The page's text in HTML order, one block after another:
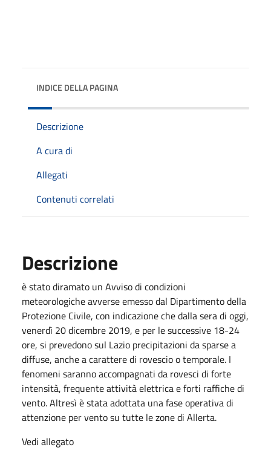
INDICE DELLA PAGINA
Descrizione
A cura di
Allegati
Contenuti correlati
Descrizione
è stato diramato un Avviso di condizioni
meteorologiche avverse emesso dal Dipartimento della
Protezione Civile, con indicazione che dalla sera di oggi,
venerdì 20 dicembre 2019, e per le successive 18-24
ore, si prevedono sul Lazio precipitazioni da sparse a
diffuse, anche a carattere di rovescio o temporale. I
fenomeni saranno accompagnati da rovesci di forte
intensità, frequente attività elettrica e forti raffiche di
vento. Altresì è stata adottata una fase operativa di
attenzione per vento su tutte le zone di Allerta.
Vedi allegato